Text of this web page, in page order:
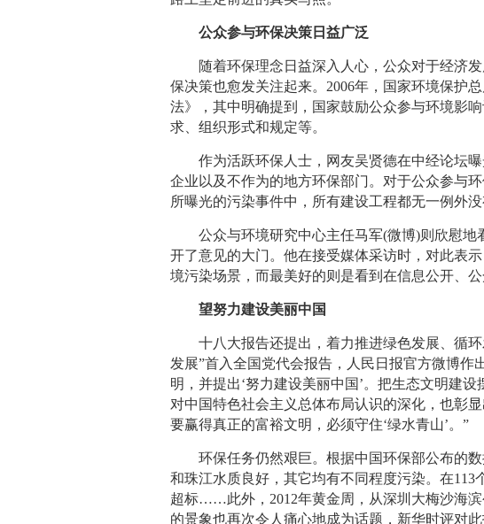
公众参与环保决策日益广泛
随着环保理念日益深入人心，公众对于经济发
保决策也愈发关注起来。2006年，国家环境保护
法》，其中明确提到，国家鼓励公众参与环境影
求、组织形式和规定等。
作为活跃环保人士，网友吴贤德在中经论坛曝
企业以及不作为的地方环保部门。对于公众参与
所曝光的污染事件中，所有建设工程都无一例外没
公众与环境研究中心主任马军(微博)则欣慰地
开了意见的大门。他在接受媒体采访时，对此表
境污染场景，而最美好的则是看到在信息公开、公
望努力建设美丽中国
十八大报告还提出，着力推进绿色发展、循环
发展”首入全国党代会报告，人民日报官方微博作
明，并提出‘努力建设美丽中国’。把生态文明建
对中国特色社会主义总体布局认识的深化，也彰
要赢得真正的富裕文明，必须守住‘绿水青山’。”
环保任务仍然艰巨。根据中国环保部公布的数
和珠江水质良好，其它均有不同程度污染。在
超标……此外，2012年黄金周，从深圳大梅沙海
的景象也再次令人痛心地成为话题，新华时评对